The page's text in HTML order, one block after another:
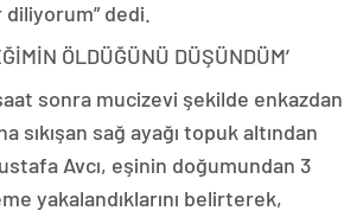
dedi.
ÖLDÜĞÜNÜ DÜŞÜNDÜM’
sonra mucizevi şekilde enkazdan
sıkışan sağ ayağı topuk altından
Avcı, eşinin doğumundan 3
yakalandıklarını belirterek,